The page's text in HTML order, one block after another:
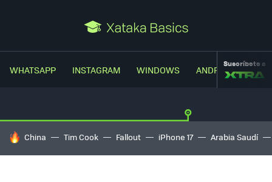
WHATSAPP INSTAGRAM WINDOWS ANDROIDSuscríbete a
HOY SE HABLA DE
China Tim Cook Fallout iPhone 17 Arabia Saudí